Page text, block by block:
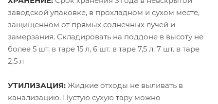
заводской упаковке, в прохладном и сухом месте,
защищенном от прямых солнечных лучей и
замерзания. Складировать на поддоне в высоту не
более 5 шт. в таре 15 л, 6 шт. в таре 7,5 л, 7 шт. в таре
2,5 л
УТИЛИЗАЦИЯ: Жидкие отходы не выливать в
канализацию. Пустую сухую тару можно